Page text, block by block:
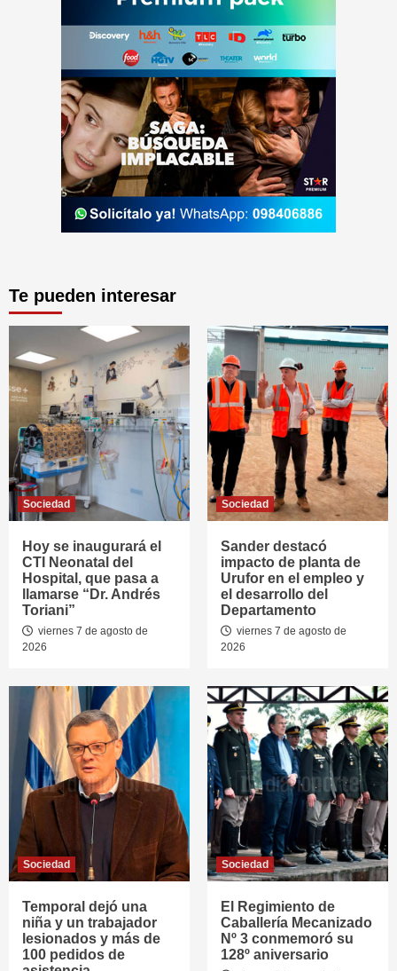
Te pueden interesar
Sociedad
Hoy se inaugurará el
CTI Neonatal del
Hospital, que pasa a
llamarse “Dr. Andrés
Toriani”
viernes 7 de agosto de
2026
Sociedad
Sander destacó
impacto de planta de
Urufor en el empleo y
el desarrollo del
Departamento
viernes 7 de agosto de
2026
Sociedad
Temporal dejó una
niña y un trabajador
lesionados y más de
100 pedidos de
Sociedad
El Regimiento de
Caballería Mecanizado
Nº 3 conmemoró su
128º aniversario